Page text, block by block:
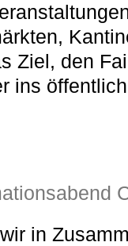
Ziel, den
ins
in